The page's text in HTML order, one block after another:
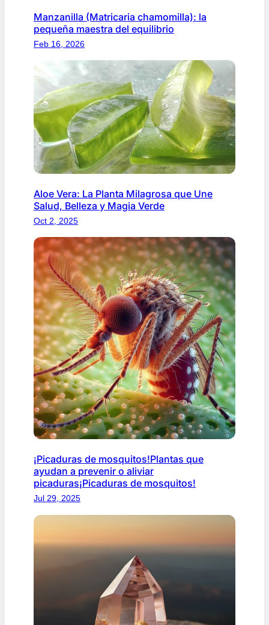
Manzanilla (Matricaria chamomilla): la
pequeña maestra del equilibrio
Feb 16, 2026
Aloe Vera: La Planta Milagrosa que Une
Salud, Belleza y Magia Verde
Oct 2, 2025
¡Picaduras de mosquitos!Plantas que
ayudan a prevenir o aliviar
picaduras¡Picaduras de mosquitos!
Jul 29, 2025